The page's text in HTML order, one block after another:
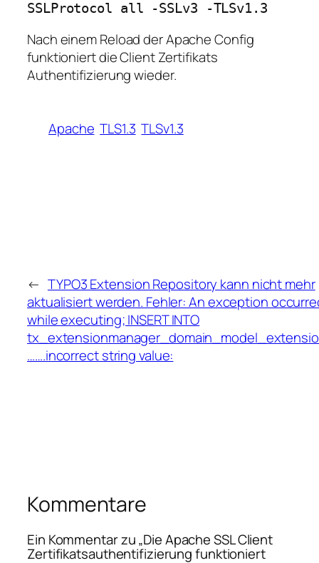
SSLProtocol all -SSLv3 -TLSv1.3
Nach einem Reload der Apache Config
funktioniert die Client Zertifikats
Authentifizierung wieder.
Apache TLS1.3 TLSv1.3
← TYPO3 Extension Repository kann nicht mehr
aktualisiert werden. Fehler: An exception
while executing; INSERT INTO
…….incorrect string value:
Kommentare
Ein Kommentar zu „Die Apache SSL Client
Zertifikatsauthentifizierung funktioniert